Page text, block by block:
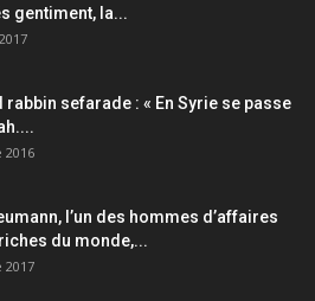
gentiment, la...
rabbin sefarade : « En Syrie se passe
2016
l’un des hommes d’affaires
du monde,...
2017